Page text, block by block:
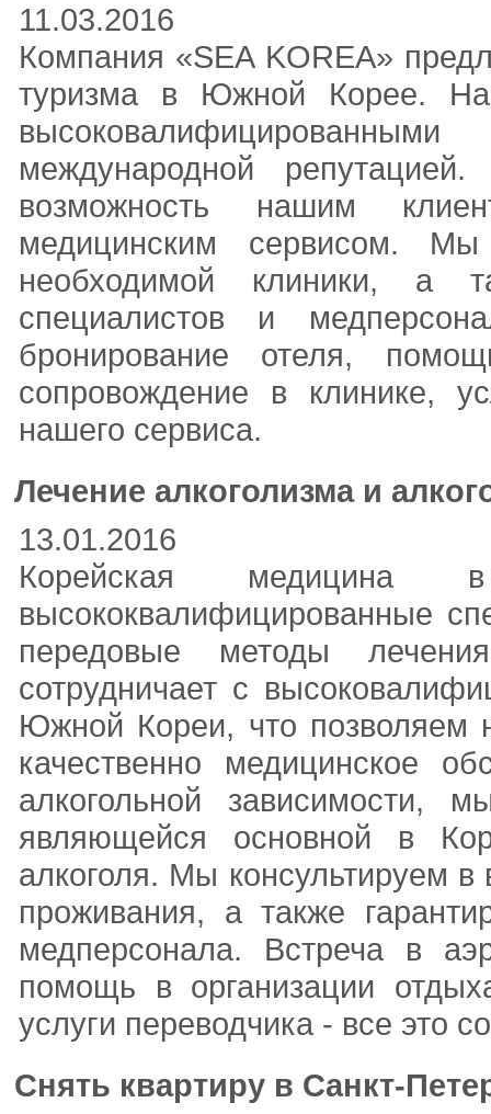
11.03.2016
Компания «SEA KOREA»
туризма в Южной Корее.
международной
возможность нашим
медицинским сервисом.
необходимой клиники, а
специалистов и
бронирование отеля,
сопровождение в клинике,
нашего сервиса.
Лечение алкоголизма и
13.01.2016
Корейская
высококвалифицированные
передовые методы
сотрудничает с
Южной Кореи, что позволяем
качественно медицинское
алкогольной зависимости,
являющейся основной в
алкоголя. Мы консультируем
проживания, а также
медперсонала. Встреча в
помощь в организации
услуги переводчика - все это
Снять квартиру в Санкт-